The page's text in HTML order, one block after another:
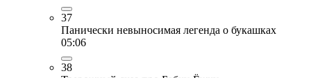
37
Панически невыносимая легенда о букашках
05:06
38